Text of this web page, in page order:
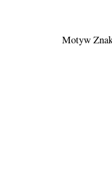
Motyw